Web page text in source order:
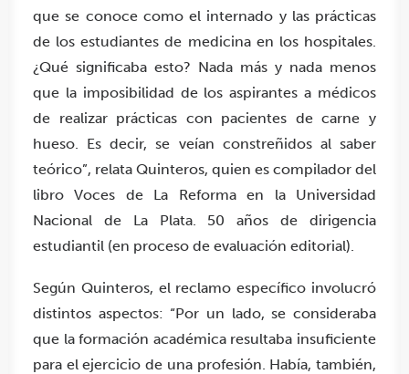
que se conoce como el internado y las prácticas
de los estudiantes de medicina en los hospitales.
¿Qué significaba esto? Nada más y nada menos
que la imposibilidad de los aspirantes a médicos
de realizar prácticas con pacientes de carne y
hueso. Es decir, se veían constreñidos al saber
teórico”, relata Quinteros, quien es compilador del
libro Voces de La Reforma en la Universidad
Nacional de La Plata. 50 años de dirigencia
estudiantil (en proceso de evaluación editorial).
Según Quinteros, el reclamo específico involucró
distintos aspectos: “Por un lado, se consideraba
que la formación académica resultaba insuficiente
para el ejercicio de una profesión. Había, también,